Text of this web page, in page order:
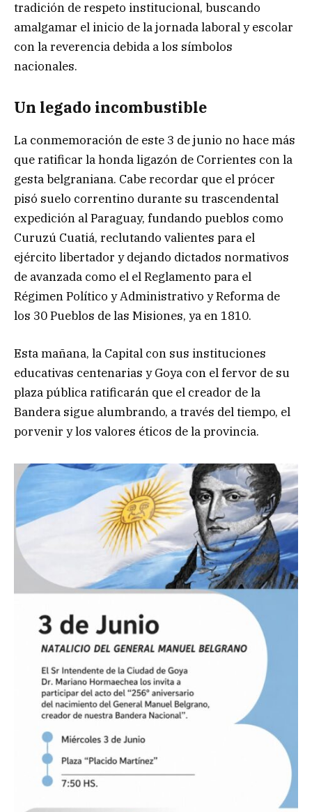
tradición de respeto institucional, buscando
amalgamar el inicio de la jornada laboral y escolar
con la reverencia debida a los símbolos
nacionales.
Un legado incombustible
La conmemoración de este 3 de junio no hace más
que ratificar la honda ligazón de Corrientes con la
gesta belgraniana. Cabe recordar que el prócer
pisó suelo correntino durante su trascendental
expedición al Paraguay, fundando pueblos como
Curuzú Cuatiá, reclutando valientes para el
ejército libertador y dejando dictados normativos
de avanzada como el el Reglamento para el
Régimen Político y Administrativo y Reforma de
los 30 Pueblos de las Misiones, ya en 1810.
Esta mañana, la Capital con sus instituciones
educativas centenarias y Goya con el fervor de su
plaza pública ratificarán que el creador de la
Bandera sigue alumbrando, a través del tiempo, el
porvenir y los valores éticos de la provincia.